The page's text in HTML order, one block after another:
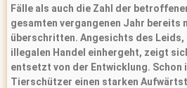
Fälle als auch die Zahl der
gesamten vergangenen Jahr bereits
überschritten. Angesichts des
illegalen Handel einhergeht, zeigt
entsetzt von der Entwicklung. Schon
Tierschützer einen starken